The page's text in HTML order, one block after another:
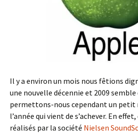
Il y a environ un mois nous fêtions
une nouvelle décennie et 2009
permettons-nous cependant un petit
l’année qui vient de s’achever. En
réalisés par la société Nielsen